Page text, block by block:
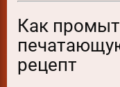
Как
рецепт